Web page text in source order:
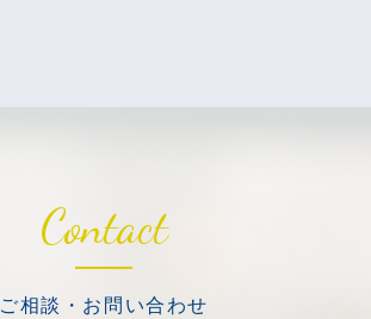
Contact
ご相談・お問い合わせ